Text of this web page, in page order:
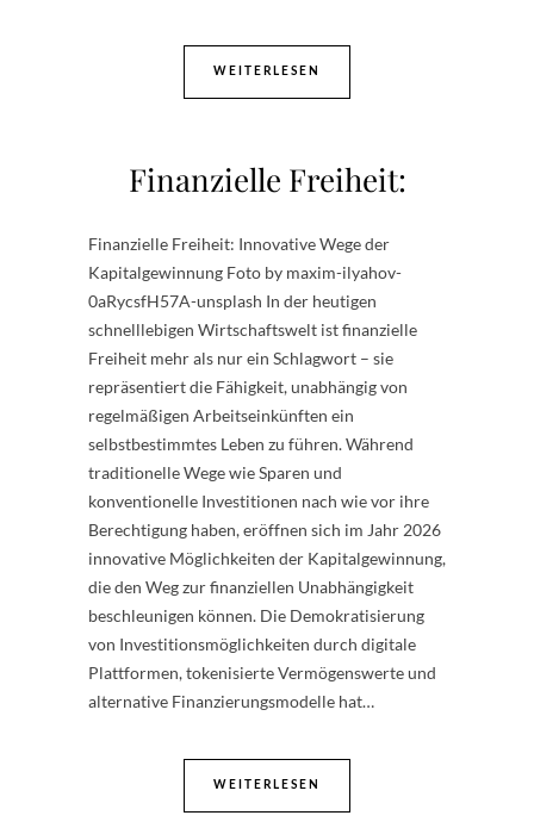
WEITERLESEN
Finanzielle Freiheit:
Finanzielle Freiheit: Innovative Wege der
Kapitalgewinnung Foto by maxim-ilyahov-
0aRycsfH57A-unsplash In der heutigen
schnelllebigen Wirtschaftswelt ist finanzielle
Freiheit mehr als nur ein Schlagwort – sie
repräsentiert die Fähigkeit, unabhängig von
regelmäßigen Arbeitseinkünften ein
selbstbestimmtes Leben zu führen. Während
traditionelle Wege wie Sparen und
konventionelle Investitionen nach wie vor ihre
Berechtigung haben, eröffnen sich im Jahr 2026
innovative Möglichkeiten der Kapitalgewinnung,
die den Weg zur finanziellen Unabhängigkeit
beschleunigen können. Die Demokratisierung
von Investitionsmöglichkeiten durch digitale
Plattformen, tokenisierte Vermögenswerte und
alternative Finanzierungsmodelle hat…
WEITERLESEN